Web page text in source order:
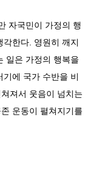
자국민이 가정의 행
한다. 영원히 깨지
일은 가정의 행복을
에 국가 수반을 비
져서 웃음이 넘치는
운동이 펼쳐지기를